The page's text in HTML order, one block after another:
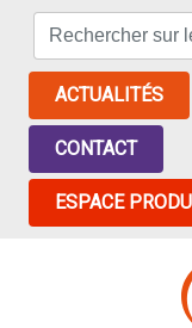
ACTUALITÉS
CONTACT
ESPACE